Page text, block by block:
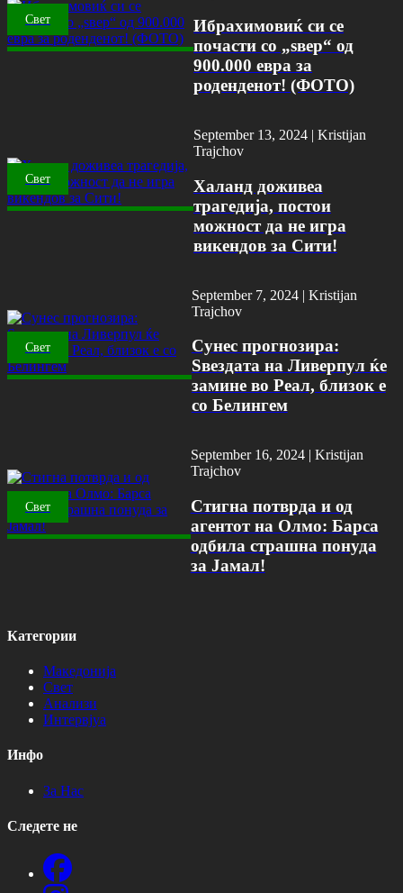
Свет
Ибрахимовиќ си се
почасти со „ѕвер“ од
900.000 евра за
роденденот! (ФОТО)
Свет
September 13, 2024 | Kristijan
Trajchov
Халанд доживеа
трагедија, постои
можност да не игра
викендов за Сити!
Свет
September 7, 2024 | Kristijan
Trajchov
Сунес прогнозира:
Ѕвездата на Ливерпул ќе
замине во Реал, близок е
со Белингем
Свет
September 16, 2024 | Kristijan
Trajchov
Стигна потврда и од
агентот на Олмо: Барса
одбила страшна понуда
за Јамал!
Категории
Македонија
Свет
Анализи
Интервјуа
Инфо
За Нас
Следете не